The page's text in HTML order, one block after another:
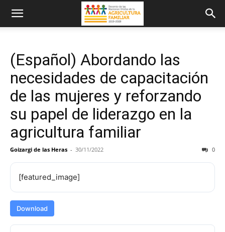
(Español) Abordando las
necesidades de capacitación
de las mujeres y reforzando
su papel de liderazgo en la
agricultura familiar
Goizargi de las Heras - 30/11/2022 0
[featured_image]
Download